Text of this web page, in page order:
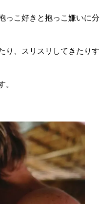
っこ好きと抱っこ嫌いに分
り、スリスリしてきたりす
。